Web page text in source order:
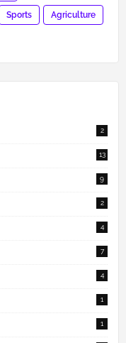
Sports Agriculture
2
13
9
2
4
7
4
1
1